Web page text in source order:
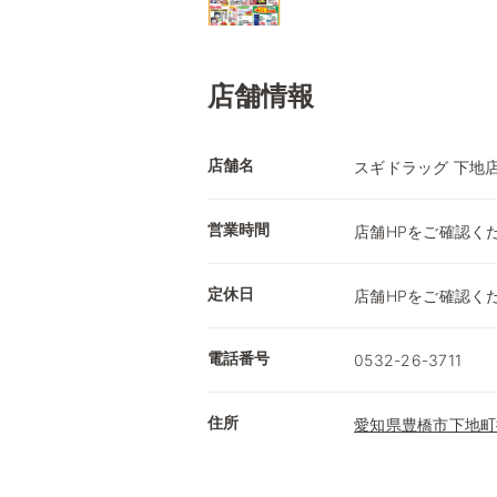
店舗情報
店舗名 スギドラッグ 下地
営業時間 店舗HPをご確認く
定休日 店舗HPをご確認く
電話番号 0532-26-3711
住所 愛知県豊橋市下地